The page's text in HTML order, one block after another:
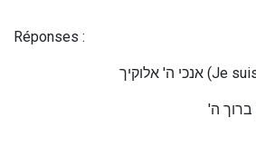
Réponses :
(Je
'ברוך ה